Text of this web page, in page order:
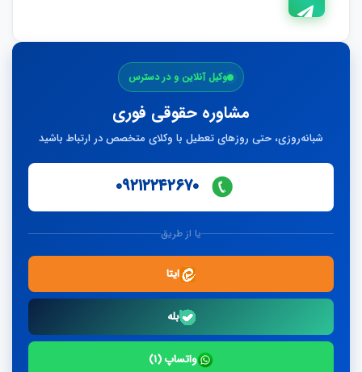
وکیل آنلاین و در دسترس
مشاوره حقوقی فوری
شبانه‌روزی، حتی روزهای تعطیل با وکلای متخصص در ارتباط باشید
۰۹۲۱۲۲۴۲۶۷۰
یا از طریق
ایتا
بله
واتساپ (۱)